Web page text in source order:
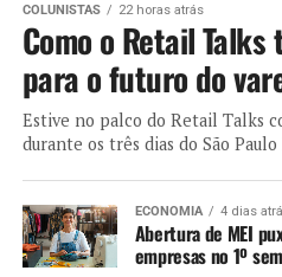
COLUNISTAS 22 horas atrás
Como o Retail
para o futuro do
Estive no palco do Retail Talks
durante os três dias do São
ECONOMIA 4 dias
Abertura de MEI
empresas no 1º